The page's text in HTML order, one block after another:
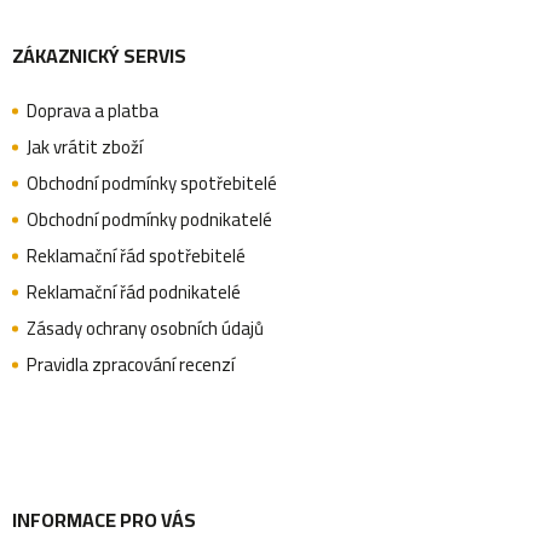
á
p
a
t
ZÁKAZNICKÝ SERVIS
Doprava a platba
Jak vrátit zboží
Obchodní podmínky spotřebitelé
Obchodní podmínky podnikatelé
Reklamační řád spotřebitelé
Reklamační řád podnikatelé
Zásady ochrany osobních údajů
Pravidla zpracování recenzí
INFORMACE PRO VÁS